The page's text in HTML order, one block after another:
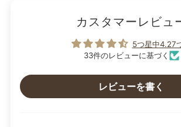
カスタマーレビュ
5つ星中4.27
33件のレビューに基づく
レビューを書く